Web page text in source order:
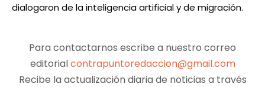
dialogaron de la inteligencia artificial y de migración.
Para contactarnos escribe a nuestro correo
editorialcontrapuntoredaccion@gmail.com
Recibe la actualización diaria de noticias a través